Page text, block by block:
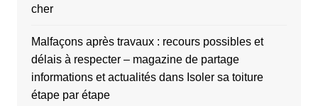
cher
Malfaçons après travaux : recours possibles et
délais à respecter – magazine de partage
informations et actualitésdans Isoler sa toiture
étape par étape